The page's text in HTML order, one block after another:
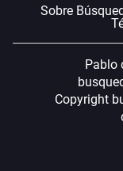
Sobre
Pablo
Copyright